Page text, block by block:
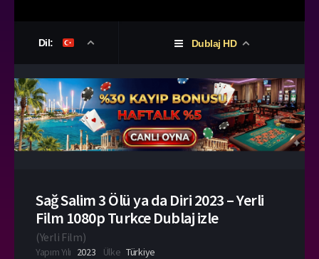
Dil: Dublaj HD
Sağ Salim 3 Ölü ya da Diri 2023 – Yerli
Film 1080p Turkce Dublaj izle
(Yerli Film)
Yapım Yılı 2023 Ülke Türkiye